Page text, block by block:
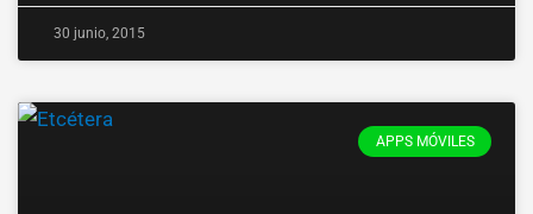
30 junio, 2015
APPS MÓVILES